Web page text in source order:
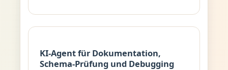
KI-Agent für Dokumentation,
Schema-Prüfung und Debugging